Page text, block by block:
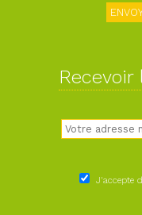
Recevoir
J'accepte